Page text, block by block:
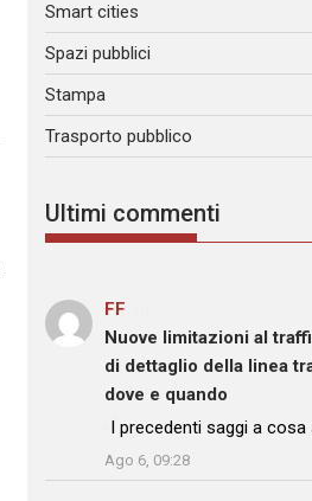
Smart cities
Spazi pubblici
Stampa
Trasporto pubblico
Ultimi commenti
FF
Nuove limitazioni al
di dettaglio della linea
dove e quando
: “I precedenti saggi a
Ago 6, 09:28